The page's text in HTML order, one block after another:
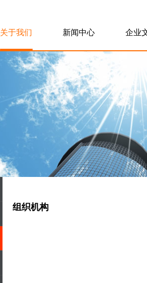
关于我们 新闻中心 企业
组织机构